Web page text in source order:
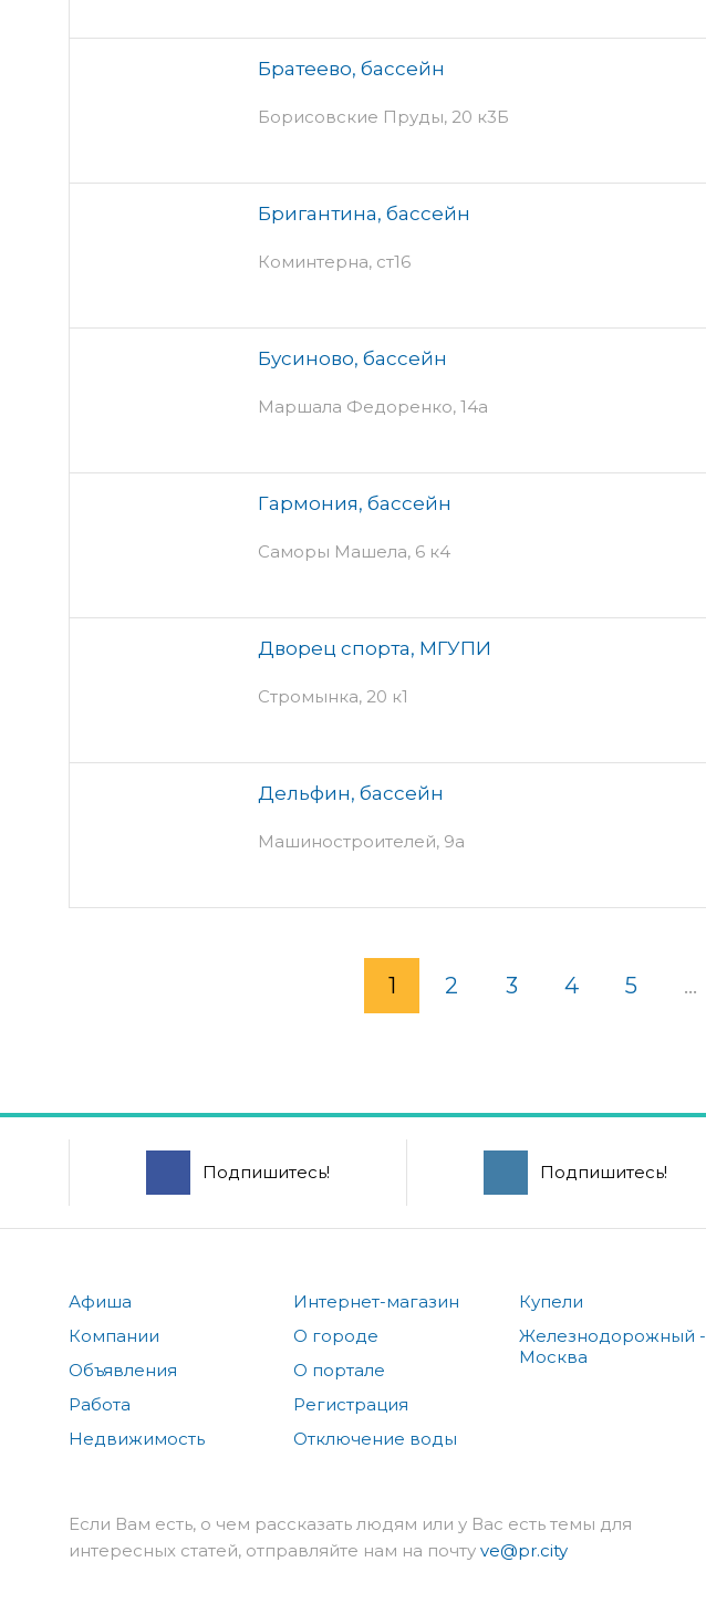
Братеево, бассейн
Борисовские Пруды, 20 к3Б
Бригантина, бассейн
Коминтерна, ст16
Бусиново, бассейн
Маршала Федоренко, 14а
Гармония, бассейн
Саморы Машела, 6 к4
Дворец спорта, МГУПИ
Стромынка, 20 к1
Дельфин, бассейн
Машиностроителей, 9а
1 2 3 4 5 ...
Подпишитесь! Подпишитесь!
Афиша
Компании
Объявления
Работа
Недвижимость
Интернет-магазин
О городе
О портале
Регистрация
Отключение воды
Купели
Железнодорожный -
Москва
Если Вам есть, о чем рассказать людям или у Вас есть темы для
интересных статей, отправляйте нам на почту ve@pr.city